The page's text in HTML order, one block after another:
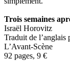
Trois semaines
Israël Horovitz
Traduit de l’anglais
L’Avant-Scène
92 pages, 9 €